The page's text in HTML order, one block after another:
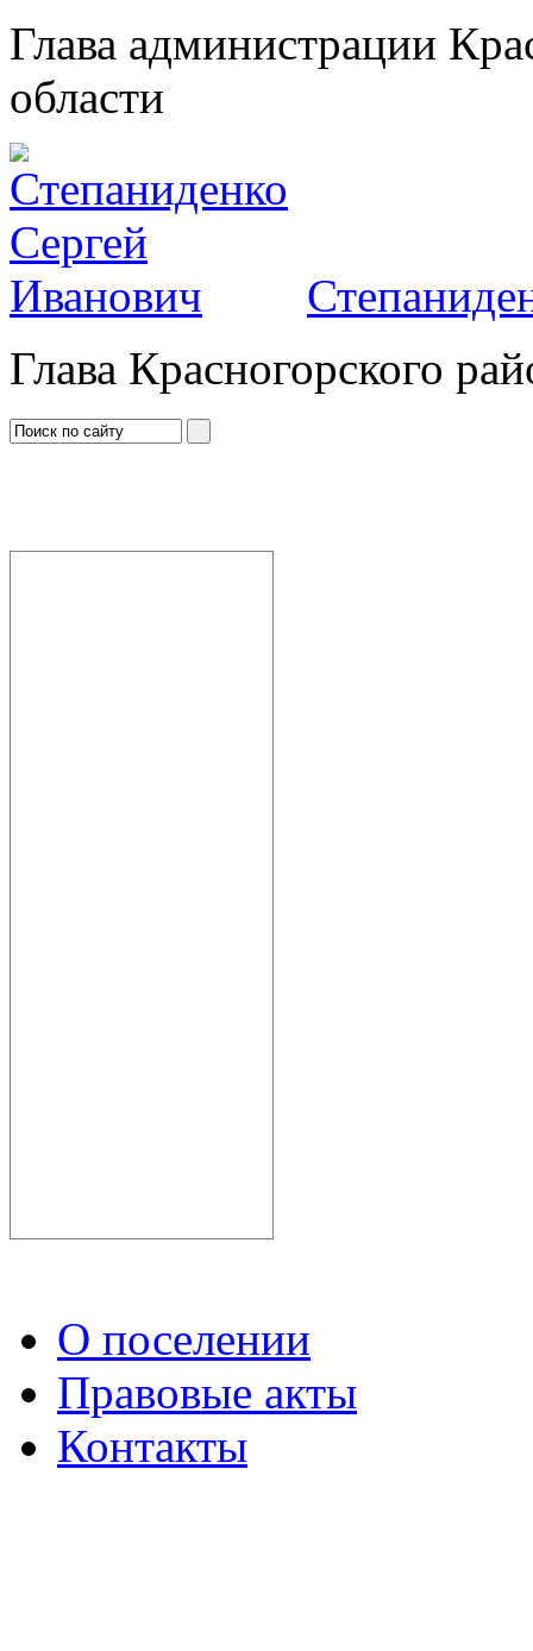
Глава администрации
области
Глава Красногорского
О поселении
Правовые акты
Контакты